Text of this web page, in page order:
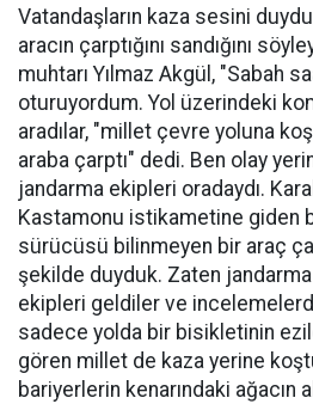
Vatandaşların kaza sesini
aracın çarptığını sandığını
muhtarı Yılmaz Akgül, "Sabah
oturuyordum. Yol üzerindeki
aradılar, "millet çevre yoluna
araba çarptı" dedi. Ben olay
jandarma ekipleri oradaydı.
Kastamonu istikametine giden
sürücüsü bilinmeyen bir araç
şekilde duyduk. Zaten
ekipleri geldiler ve
sadece yolda bir bisikletinin
gören millet de kaza yerine
bariyerlerin kenarındaki ağacın